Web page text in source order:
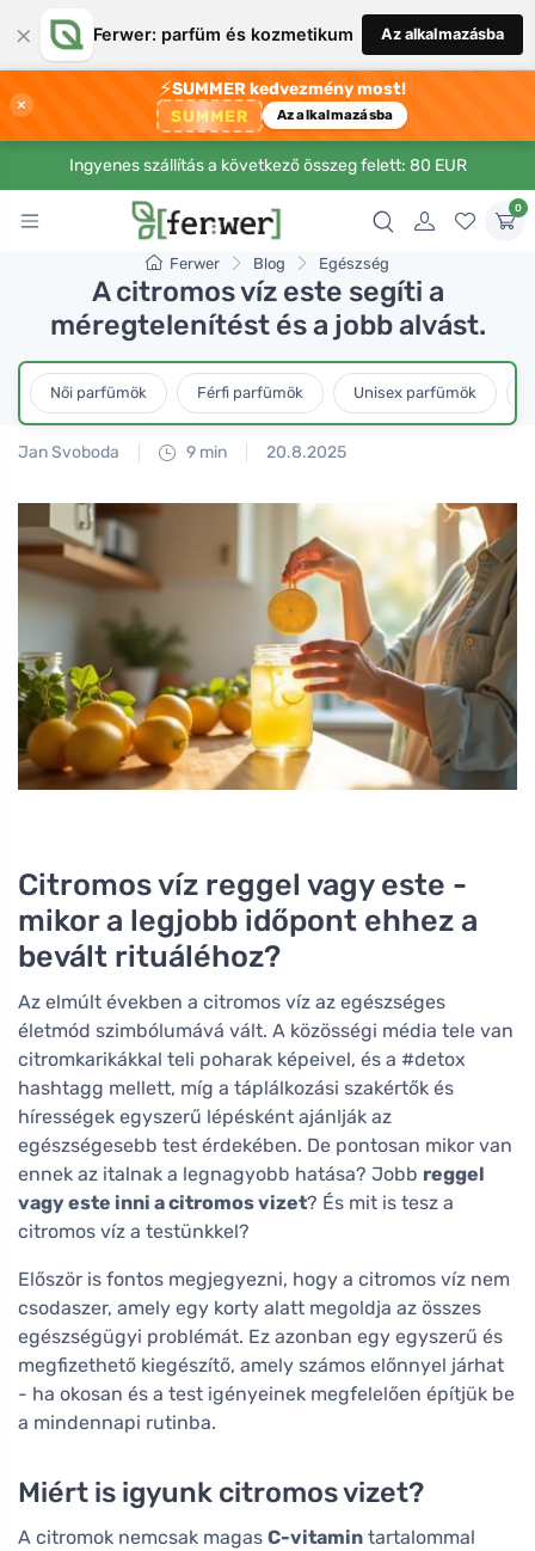
× Ferwer: parfüm és kozmetikum Az alkalmazásba
×
⚡SUMMER kedvezmény most!
SUMMER Az alkalmazásba
Ingyenes szállítás a következő összeg felett: 80 EUR
0
Ferwer Blog Egészség
A citromos víz este segíti a
méregtelenítést és a jobb alvást.
Női parfümök Férfi parfümök Unisex parfümök
Jan Svoboda 9 min 20.8.2025
Citromos víz reggel vagy este -
mikor a legjobb időpont ehhez a
bevált rituáléhoz?
Az elmúlt években a citromos víz az egészséges
életmód szimbólumává vált. A közösségi média tele van
citromkarikákkal teli poharak képeivel, és a #detox
hashtagg mellett, míg a táplálkozási szakértők és
hírességek egyszerű lépésként ajánlják az
egészségesebb test érdekében. De pontosan mikor van
ennek az italnak a legnagyobb hatása? Jobb reggel
vagy este inni a citromos vizet? És mit is tesz a
citromos víz a testünkkel?
Először is fontos megjegyezni, hogy a citromos víz nem
csodaszer, amely egy korty alatt megoldja az összes
egészségügyi problémát. Ez azonban egy egyszerű és
megfizethető kiegészítő, amely számos előnnyel járhat
- ha okosan és a test igényeinek megfelelően építjük be
a mindennapi rutinba.
Miért is igyunk citromos vizet?
A citromok nemcsak magas C-vitamin tartalommal